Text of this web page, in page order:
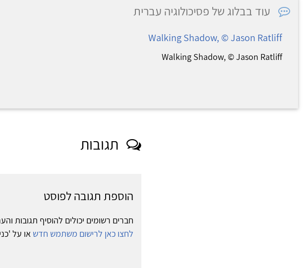
עוד בבלוג של פסיכולוגיה עברית
Walking Shadow, © Jason Ratliff
Walking Shadow, © Jason Ratliff
תגובות
הוספת תגובה לפוסט
חברים רשומים יכולים להוסיף תגובות
לחצו כאן לרישום משתמש חדש או על